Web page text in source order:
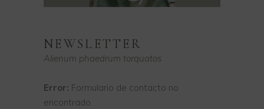
NEWSLETTER
Alienum phaedrum torquatos
Error: Formulario de contacto no
encontrado.